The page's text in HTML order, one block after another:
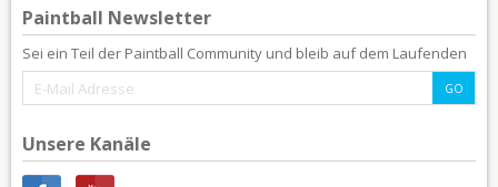
Paintball Newsletter
Sei ein Teil der Paintball Community und bleib auf dem Laufenden
Unsere Kanäle